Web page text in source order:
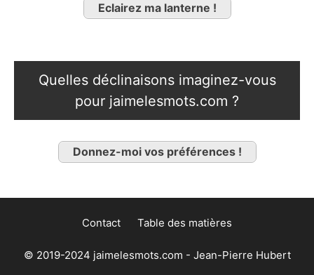
Eclairez ma lanterne !
Quelles déclinaisons imaginez-vous
pour jaimelesmots.com ?
Donnez-moi vos préférences !
Contact Table des matières
© 2019-2024 jaimelesmots.com - Jean-Pierre Hubert